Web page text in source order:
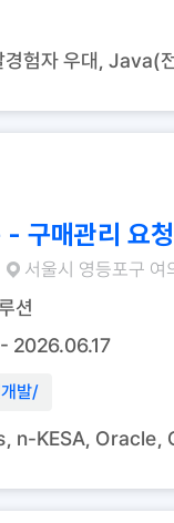
구매관리 요
서울시 영등포구 여
션
2026.06.17
발/
n-KESA, Oracle,